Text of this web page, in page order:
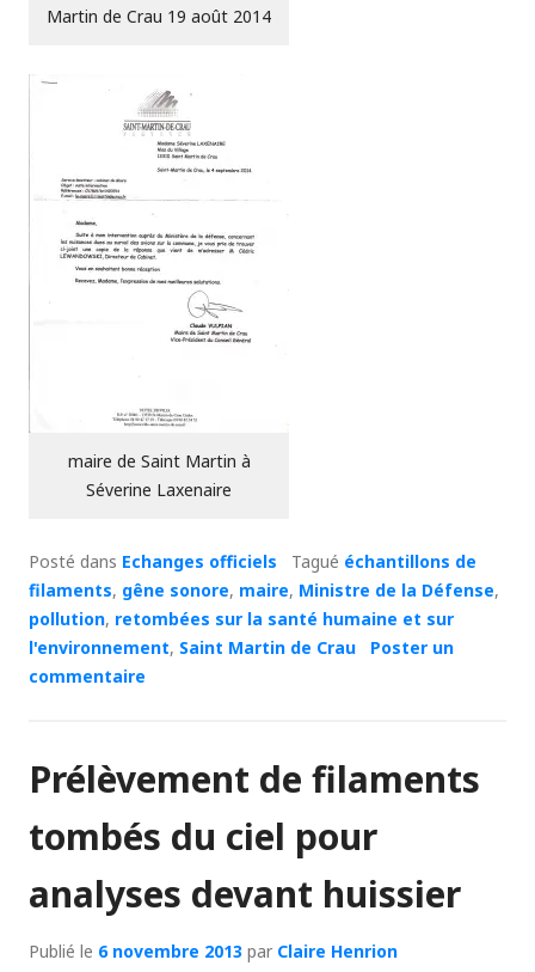
Martin de Crau 19 août 2014
maire de Saint Martin à
Séverine Laxenaire
Posté dans Echanges officiels Tagué échantillons de
filaments, gêne sonore, maire, Ministre de la Défense,
pollution, retombées sur la santé humaine et sur
l'environnement, Saint Martin de Crau
Poster un
commentaire
Prélèvement de filaments
tombés du ciel pour
analyses devant huissier
Publié le 6 novembre 2013 par Claire Henrion